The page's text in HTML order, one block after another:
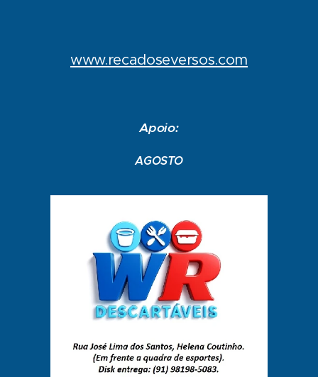
www.recadoseversos.com
Apoio:
AGOSTO